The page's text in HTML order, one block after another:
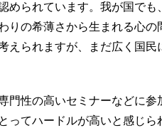
められています。我が国で
りの希薄さから生まれる心
えられますが、まだ広く国
門性の高いセミナーなどに参
ってハードルが高いと感じら